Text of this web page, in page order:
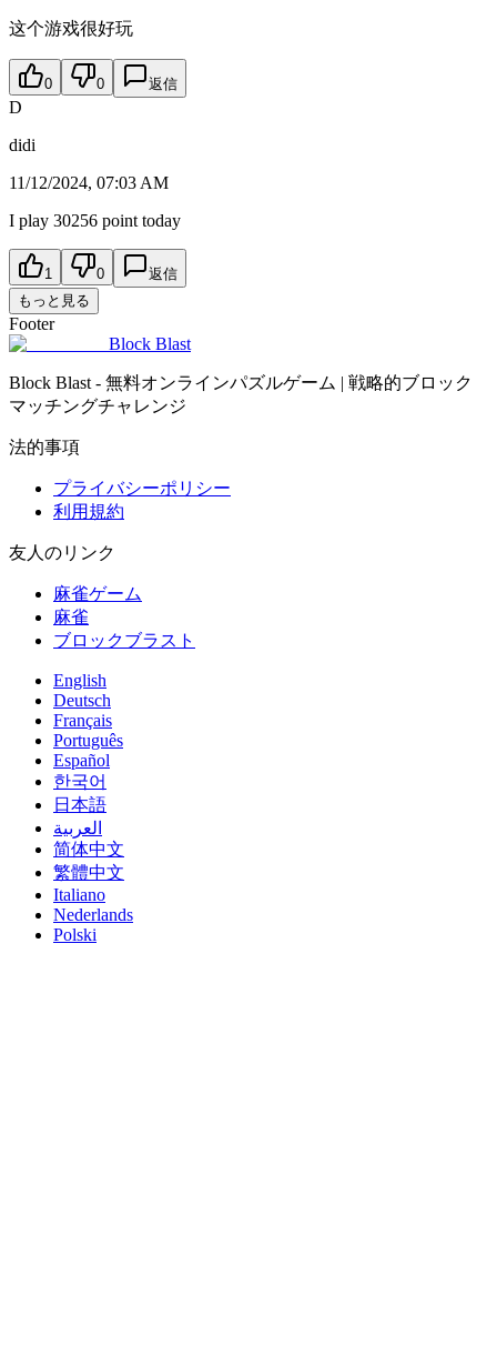
这个游戏很好玩
0 0 返信
D
didi
11/12/2024, 07:03 AM
I play 30256 point today
1 0
返信
もっと見る
Footer
Block Blast
Block Blast - 無料オンラインパズルゲーム | 戦略的ブロック
マッチングチャレンジ
法的事項
プライバシーポリシー
利用規約
友人のリンク
麻雀ゲーム
麻雀
ブロックブラスト
English
Deutsch
Français
Português
Español
한국어
日本語
العربية
简体中文
繁體中文
Italiano
Nederlands
Polski